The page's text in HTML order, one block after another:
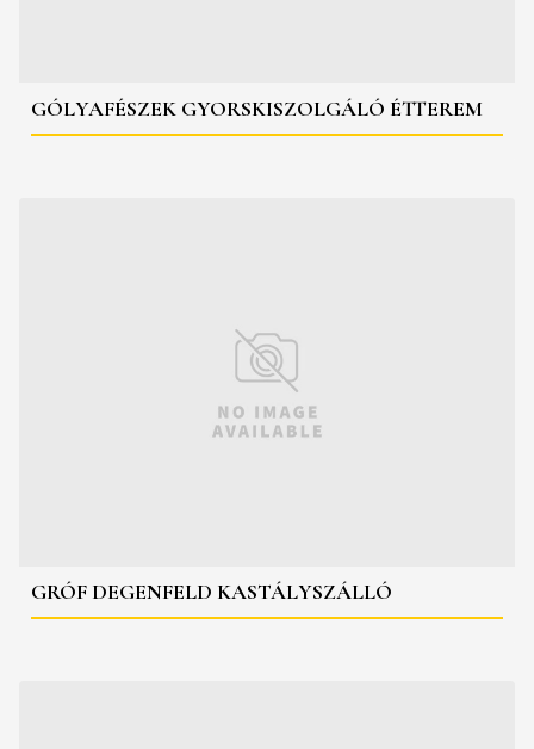
GÓLYAFÉSZEK GYORSKISZOLGÁLÓ ÉTTEREM
GRÓF DEGENFELD KASTÁLYSZÁLLÓ